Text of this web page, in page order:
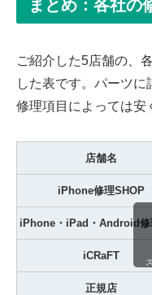
まとめ：各社の
ご紹介した5店舗の、
した表です。パーツに
修理項目によっては安
店舗名
iPhone修理SHOP
iPhone・iPad・Android修
iCRaFT
正規店